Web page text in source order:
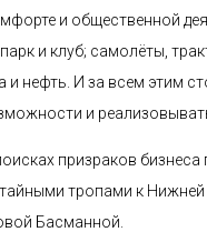
и общественной
и клуб; самолёты,
и нефть. И за всем этим
и
призраков бизнеса
тропами к Нижней
Басманной.